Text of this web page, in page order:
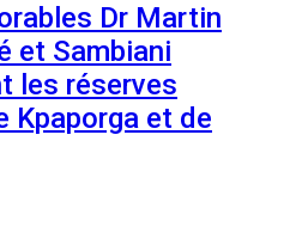
Dr Martin
et Sambiani
les réserves
Kpaporga et de